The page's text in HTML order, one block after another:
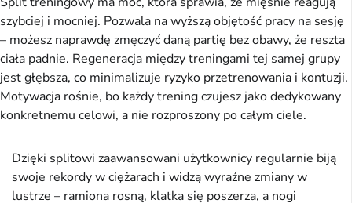
szybciej i mocniej. Pozwala na wyższą objętość pracy na sesję
– możesz naprawdę zmęczyć daną partię bez obawy, że reszta
ciała padnie. Regeneracja między treningami tej samej grupy
jest głębsza, co minimalizuje ryzyko przetrenowania i kontuzji.
Motywacja rośnie, bo każdy trening czujesz jako dedykowany
konkretnemu celowi, a nie rozproszony po całym ciele.
Dzięki splitowi zaawansowani użytkownicy regularnie biją
swoje rekordy w ciężarach i widzą wyraźne zmiany w
lustrze – ramiona rosną, klatka się poszerza, a nogi